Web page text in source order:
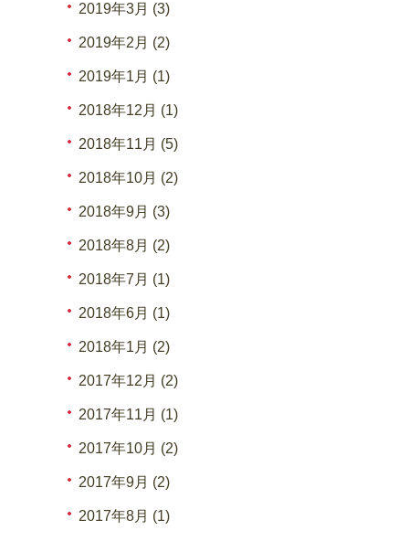
2019年3月 (3)
2019年2月 (2)
2019年1月 (1)
2018年12月 (1)
2018年11月 (5)
2018年10月 (2)
2018年9月 (3)
2018年8月 (2)
2018年7月 (1)
2018年6月 (1)
2018年1月 (2)
2017年12月 (2)
2017年11月 (1)
2017年10月 (2)
2017年9月 (2)
2017年8月 (1)